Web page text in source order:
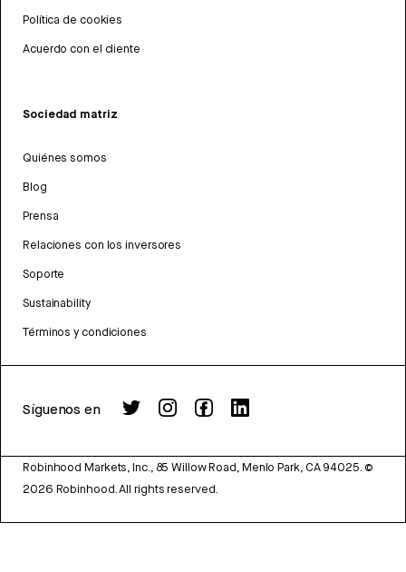
Política de cookies
Acuerdo con el cliente
Sociedad matriz
Quiénes somos
Blog
Prensa
Relaciones con los inversores
Soporte
Sustainability
Términos y condiciones
Síguenos en
Robinhood Markets, Inc., 85 Willow Road, Menlo Park, CA 94025. ©
2026 Robinhood. All rights reserved.